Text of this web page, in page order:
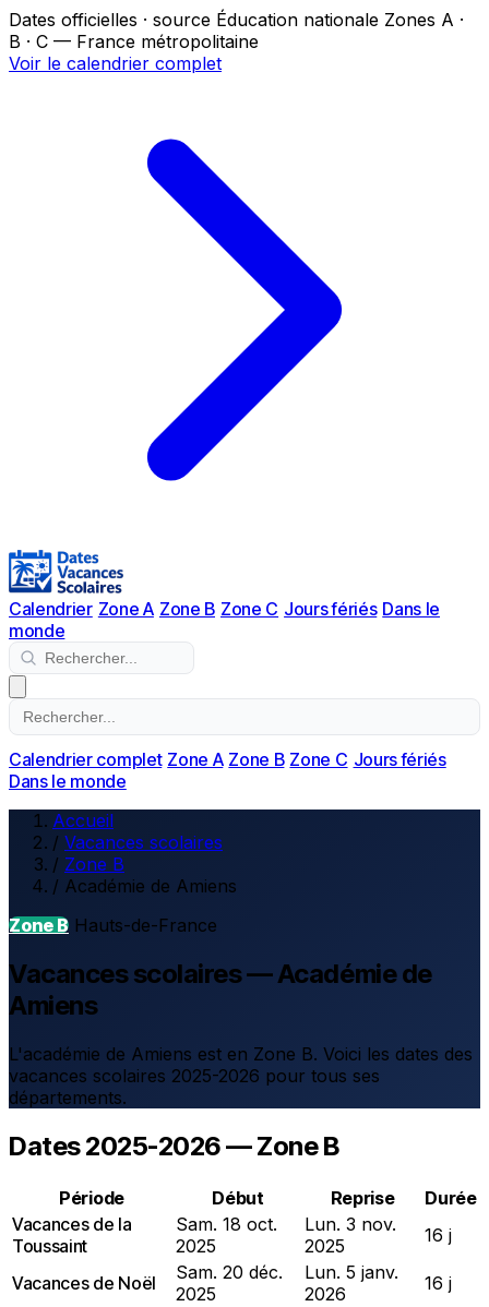
Dates officielles · source Éducation nationale Zones A ·
B · C — France métropolitaine
Voir le calendrier complet
Calendrier Zone A Zone B Zone C Jours fériés Dans le
monde
Calendrier complet Zone A Zone B Zone C Jours fériés
Dans le monde
Accueil
/ Vacances scolaires
/ Zone B
/ Académie de Amiens
Zone B Hauts-de-France
Vacances scolaires — Académie de
Amiens
L'académie de Amiens est en Zone B. Voici les dates des
vacances scolaires 2025-2026 pour tous ses
départements.
Dates 2025-2026 — Zone B
Période Début Reprise
Durée
Vacances de la
Toussaint
Sam. 18 oct.
2025
Lun. 3 nov.
2025
16 j
Vacances de Noël
Sam. 20 déc.
2025
Lun. 5 janv.
2026
16 j